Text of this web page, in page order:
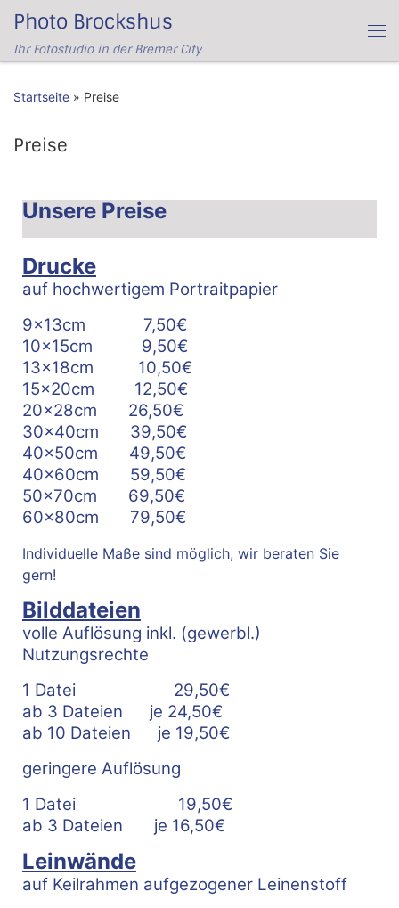
Zum Inhalt springen
Photo Brockshus
Ihr Fotostudio in der Bremer City
Startseite » Preise
Preise
Unsere Preise
Drucke
auf hochwertigem Portraitpapier
9x13cm 7,50€
10x15cm 9,50€
13x18cm 10,50€
15x20cm 12,50€
20x28cm 26,50€
30x40cm 39,50€
40x50cm 49,50€
40x60cm 59,50€
50x70cm 69,50€
60x80cm 79,50€
Individuelle Maße sind möglich, wir beraten Sie
gern!
Bilddateien
volle Auflösung inkl. (gewerbl.)
Nutzungsrechte
1 Datei 29,50€
ab 3 Dateien je 24,50€
ab 10 Dateien je 19,50€
geringere Auflösung
1 Datei 19,50€
ab 3 Dateien je 16,50€
Leinwände
auf Keilrahmen aufgezogener Leinenstoff